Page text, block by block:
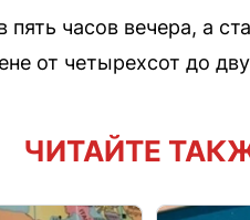
часов вечера, а
от четырехсот до
ЧИТАЙТЕ